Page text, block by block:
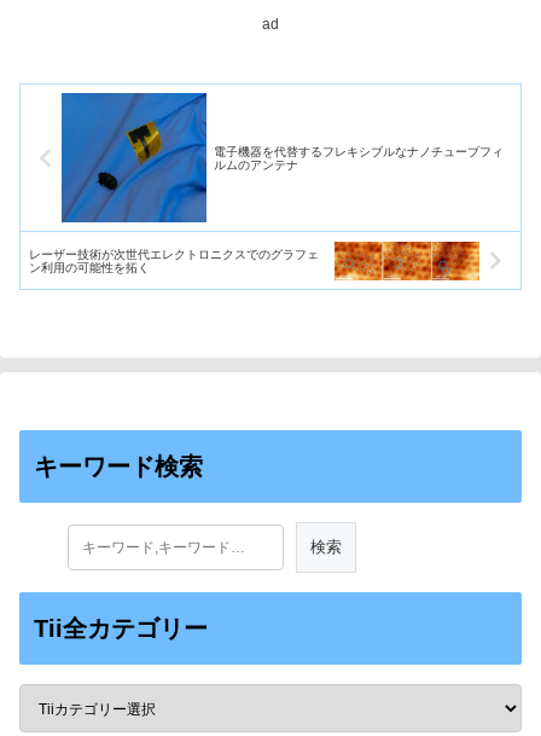
料は高い...
ad
電子機器を代替するフレキシブルなナノチューブフィ
ルムのアンテナ
レーザー技術が次世代エレクトロニクスでのグラフェ
ン利用の可能性を拓く
キーワード検索
Tii全カテゴリー